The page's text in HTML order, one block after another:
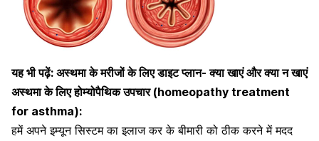
यह भी पढ़ें: अस्थमा के मरीजों के लिए डाइट प्लान- क्या खाएं और क्या न खाएं
अस्थमा के लिए होम्योपैथिक उपचार (homeopathy treatment
for asthma):
हमें अपने इम्यून सिस्टम का इलाज कर के बीमारी को ठीक करने में मदद